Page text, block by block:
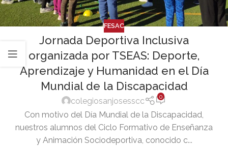
FESAC
Jornada Deportiva Inclusiva
organizada por TSEAS: Deporte,
Aprendizaje y Humanidad en el Día
Mundial de la Discapacidad
colegiosanjosesscc 0
Con motivo del Día Mundial de la Discapacidad,
nuestros alumnos del Ciclo Formativo de Enseñanza
y Animación Sociodeportiva, conocido c...